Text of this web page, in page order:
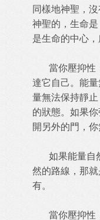
同樣地神聖，
神聖的，生命
是生命的中心
當你壓抑性，
達它自己。能
量無法保持靜
的狀態。如果
開另外的門，你
如果能量自然
然的路線，那
有。
當你壓抑性，